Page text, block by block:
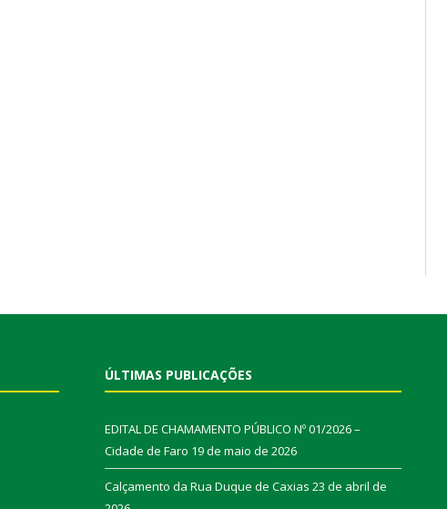
ÚLTIMAS PUBLICAÇÕES
EDITAL DE CHAMAMENTO PÚBLICO Nº 01/2026 –
Cidade de Faro 19 de maio de 2026
Calçamento da Rua Duque de Caxias 23 de abril de